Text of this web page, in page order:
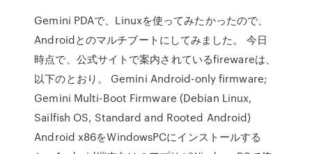
Gemini PDAで、Linuxを使ってみたかったので、
Androidとのマルチブートにしてみました。 今日
時点で、公式サイトで案内されているfirewareは、
以下のとおり。 Gemini Android-only firmware;
Gemini Multi-Boot Firmware (Debian Linux,
Sailfish OS, Standard and Rooted Android)
Android x86をWindowsPCにインストールする